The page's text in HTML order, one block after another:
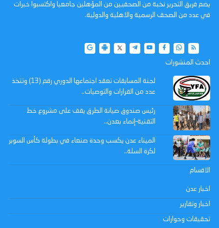
يضم فريق التحرير نخبة من الصحفيين من المؤهلين جامعيا واكتسبوا خبرات
في عدد من الصحف الرسمية والاهلية والدولية.
احدث المنشورات
لجنة المسابقات تعقد اجتماعها الدوري رقم (13) وتتخذ
عدد من القرارات والتوصيات..
رئيس صندوق صيانة الطرق يقف على مشروع خط
التقنية–إنماء بعدن..
الميناء عدن يكسب وحدة صنعاء في بطولة كأس السوبر
لكرة السلة..
الاقسام
اخبار عدن
اخبار وتقارير
تحقيقات وحوارات